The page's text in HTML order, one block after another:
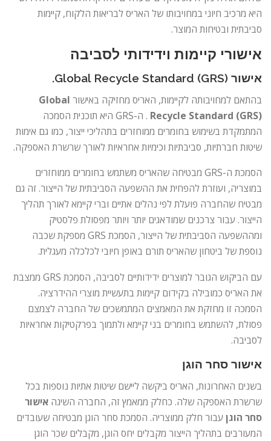
היא מרכיב חיוני במחויבותו של האריס לבריאות הלקוח, קיימות
סביבתית ובטיחות המוצר.
אישורי קיימות וידידותי לסביבה
אישור Global Recycle Standard (GRS).
בהתאם למחויבותה לקיימות, האריס מחזיקה באישור Global
Recycle Standard (GRS)
. ה-GRS היא תוכנית הסמכה
המתמקדת בשימוש בחומרים ממוחזרים בתהליכי ייצור, כמו גם אימות
שיטות חברתיות, סביבתיות וכימיות אחראיות לאורך שרשרת האספקה.
הסמכת ה-GRS מבטיחה שהאריס משתמש בחומרים ממוחזרים
במוצריה, ועוזרת להפחית את ההשפעה הסביבתית של הייצור. זה גם
מבטיח שהחברה פועלת לפי נהלים אתיים וברי קיימא לאורך תהליך
הייצור. עבור צרכנים שמודאגים יותר ויותר מפסולת פלסטיק
ומההשפעה הסביבתית של הייצור, הסמכת GRS מספקת שכבה
נוספת של ביטחון שהאריס תורם באופן חיובי לכלכלה מעגלית.
עם הביקוש הגובר למוצרים ידידותיים לסביבה, הסמכת GRS ממצבת
את האריס כמובילה בקידום קיימות בתעשיית מוצרי ההידרציה.
הסמכה זו מחזקת את המאמצים המתמשכים של החברה לצמצם
פסולת, להשתמש בחומרים בני קיימא ולתמוך בפרקטיקות אחראיות
לסביבה.
אישור סחר הוגן
בשנים האחרונות, האריס ביקשה ליישם שיטות אתיות נוספות בכל
שרשרת האספקה ​​שלה. כחלק ממאמץ זה, החברה השיגה אישור
סחר הוגןעבור חלק ממוצריה. הסמכת סחר הוגן מבטיחה שעובדים
המעורבים בתהליך הייצור מקבלים יחס הוגן, מקבלים שכר הוגן